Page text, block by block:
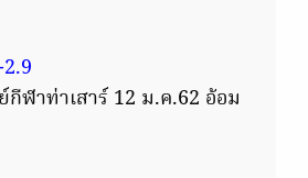
ฬาท่าเสาร์ 12 ม.ค.62 อ้อม